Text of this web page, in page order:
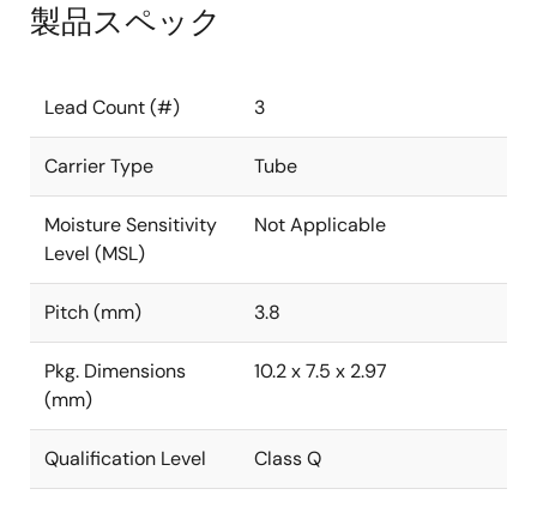
製品スペック
Lead Count (#) 3
Carrier Type Tube
Moisture Sensitivity
Level (MSL)
Not Applicable
Pitch (mm) 3.8
Pkg. Dimensions
(mm)
10.2 x 7.5 x 2.97
Qualification Level Class Q